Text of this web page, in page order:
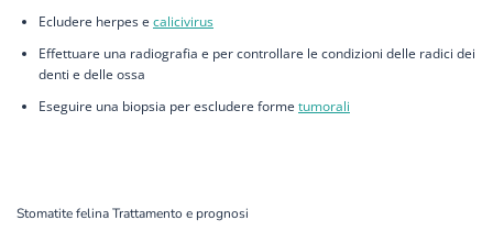
Ecludere herpes e calicivirus
Effettuare una radiografia e per controllare le condizioni delle radici dei
denti e delle ossa
Eseguire una biopsia per escludere forme tumorali
Stomatite felina Trattamento e prognosi